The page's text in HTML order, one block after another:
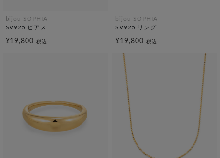
bijou SOPHIA
SV925 ピアス
¥19,800税込
bijou SOPHIA
SV925 リング
¥19,800 税込